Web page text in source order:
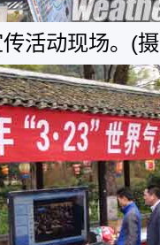
活动现场。(